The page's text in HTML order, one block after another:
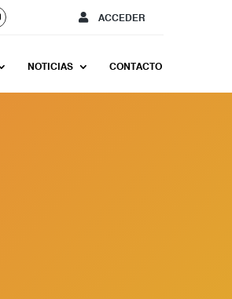
ACCEDER
NOTICIAS CONTACTO